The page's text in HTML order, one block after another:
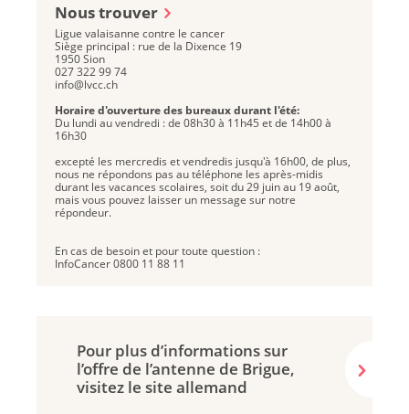
Nous trouver
Ligue valaisanne contre le cancer
Siège principal : rue de la Dixence 19
1950 Sion
027 322 99 74
info@lvcc.ch
Horaire d'ouverture des bureaux durant l'été:
Du lundi au vendredi : de 08h30 à 11h45 et de 14h00 à
16h30
excepté les mercredis et vendredis jusqu'à 16h00, de plus,
nous ne répondons pas au téléphone les après-midis
durant les vacances scolaires, soit du 29 juin au 19 août,
mais vous pouvez laisser un message sur notre
répondeur.
En cas de besoin et pour toute question :
InfoCancer 0800 11 88 11
Pour plus d’informations sur
l’offre de l’antenne de Brigue,
visitez le site allemand